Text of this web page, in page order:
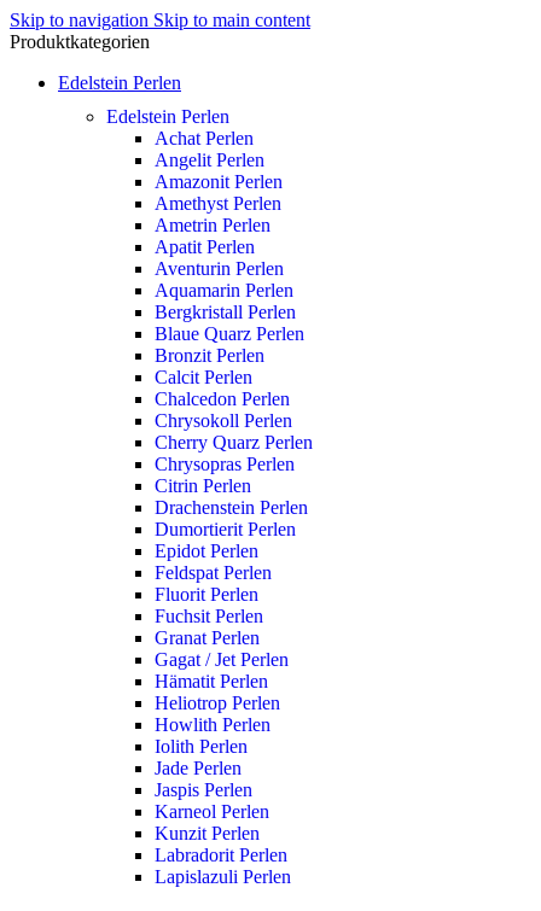
Skip to navigation Skip to main content
Produktkategorien
Edelstein Perlen
Edelstein Perlen
Achat Perlen
Angelit Perlen
Amazonit Perlen
Amethyst Perlen
Ametrin Perlen
Apatit Perlen
Aventurin Perlen
Aquamarin Perlen
Bergkristall Perlen
Blaue Quarz Perlen
Bronzit Perlen
Calcit Perlen
Chalcedon Perlen
Chrysokoll Perlen
Cherry Quarz Perlen
Chrysopras Perlen
Citrin Perlen
Drachenstein Perlen
Dumortierit Perlen
Epidot Perlen
Feldspat Perlen
Fluorit Perlen
Fuchsit Perlen
Granat Perlen
Gagat / Jet Perlen
Hämatit Perlen
Heliotrop Perlen
Howlith Perlen
Iolith Perlen
Jade Perlen
Jaspis Perlen
Karneol Perlen
Kunzit Perlen
Labradorit Perlen
Lapislazuli Perlen